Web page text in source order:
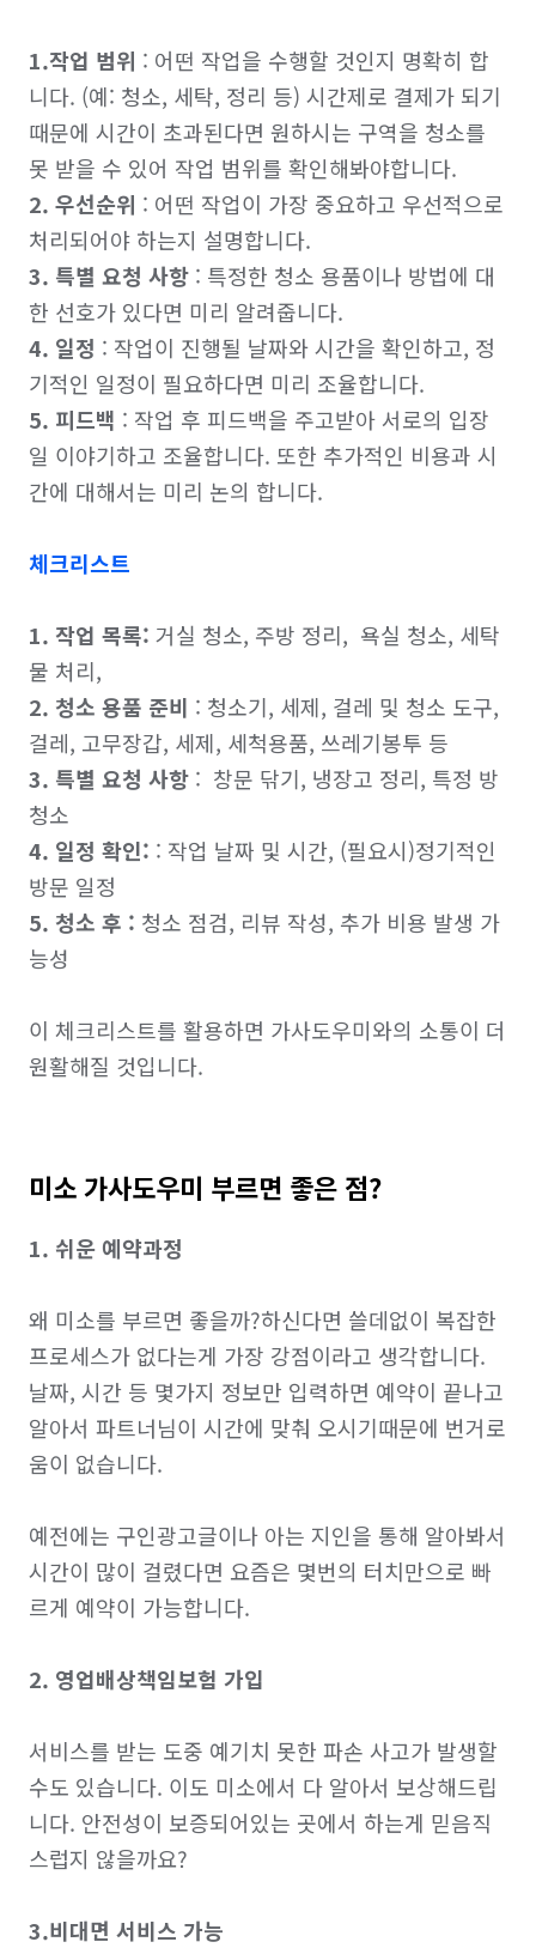
1.작업 범위 : 어떤 작업을 수행할 것인지 명확히 합
니다. (예: 청소, 세탁, 정리 등) 시간제로 결제가 되기
때문에 시간이 초과된다면 원하시는 구역을 청소를
2. 우선순위 : 어떤 작업이 가장 중요하고 우선적으로
3. 특별 요청 사항 : 특정한 청소 용품이나 방법에 대
4. 일정 : 작업이 진행될 날짜와 시간을 확인하고, 정
5. 피드백 : 작업 후 피드백을 주고받아 서로의 입장
일 이야기하고 조율합니다. 또한 추가적인 비용과 시
간에 대해서는 미리 논의 합니다.
체크리스트
1. 작업 목록: 거실 청소, 주방 정리,  욕실 청소, 세탁
2. 청소 용품 준비 : 청소기, 세제, 걸레 및 청소 도구,
3. 특별 요청 사항 :  창문 닦기, 냉장고 정리, 특정 방
4. 일정 확인: : 작업 날짜 및 시간, (필요시)정기적인
5. 청소 후 : 청소 점검, 리뷰 작성, 추가 비용 발생 가
능성
이 체크리스트를 활용하면 가사도우미와의 소통이 더
미소 가사도우미 부르면 좋은 점?
1. 쉬운 예약과정
왜 미소를 부르면 좋을까?하신다면 쓸데없이 복잡한
프로세스가 없다는게 가장 강점이라고 생각합니다.
날짜, 시간 등 몇가지 정보만 입력하면 예약이 끝나고
알아서 파트너님이 시간에 맞춰 오시기때문에 번거로
움이 없습니다.
예전에는 구인광고글이나 아는 지인을 통해 알아봐서
시간이 많이 걸렸다면 요즘은 몇번의 터치만으로 빠
르게 예약이 가능합니다.
2. 영업배상책임보험 가입
서비스를 받는 도중 예기치 못한 파손 사고가 발생할
수도 있습니다. 이도 미소에서 다 알아서 보상해드립
니다. 안전성이 보증되어있는 곳에서 하는게 믿음직
스럽지 않을까요?
3.비대면 서비스 가능